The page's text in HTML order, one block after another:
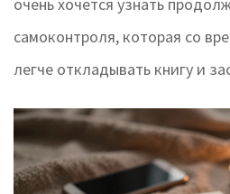
очень хочется узнать
самоконтроля, которая со
легче откладывать книгу и